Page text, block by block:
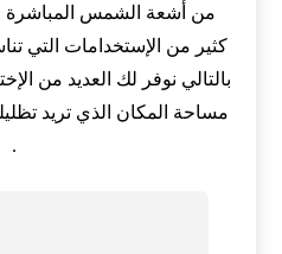
من أشعة الشمس المباشرة
كثير من الإستخدامات التي
بالتالي نوفر لك العديد من
مساحة المكان الذي تريد
.